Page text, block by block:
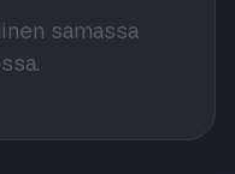
samassa